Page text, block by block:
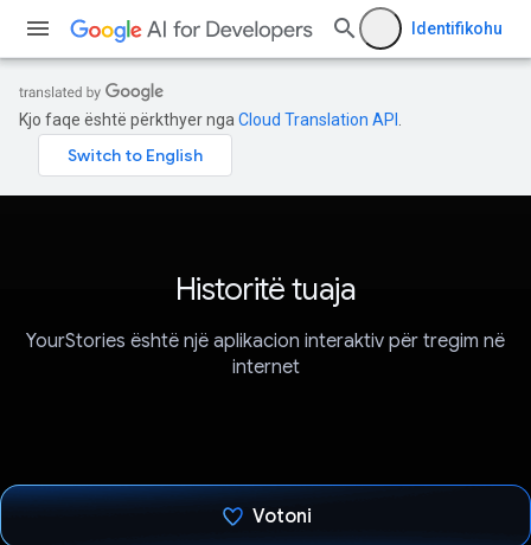
Identifikohu
Kjo faqe është përkthyer nga Cloud Translation API
Historitë tuaja
YourStories është një aplikacion interaktiv për tregim në
internet
Votoni